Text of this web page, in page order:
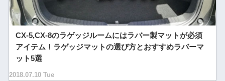
2018.07.10 Tue
CX-5,CX-8のラゲッジルームにはラバー製マットが必須
アイテム！ラゲッジマットの選び方とおすすめラバーマ
ット5選